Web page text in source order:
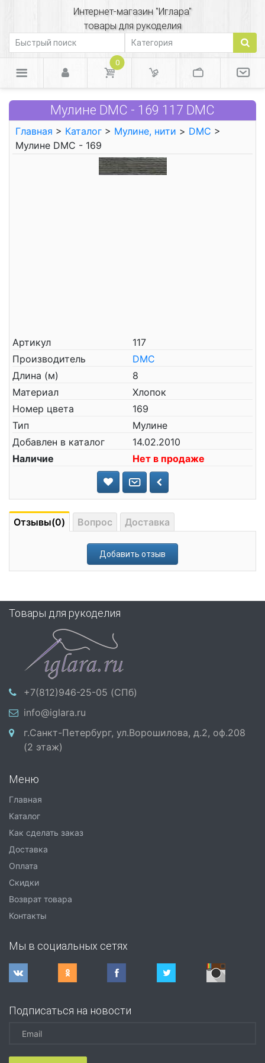
Интернет-магазин "Иглара"
товары для рукоделия
0
Мулине DMC - 169 117 DMC
Главная > Каталог > Мулине, нити > DMC >
Мулине DMC - 169
Артикул
117
Производитель
DMC
Длина (м)
8
Материал
Хлопок
Номер цвета
169
Тип
Мулине
Добавлен в каталог
14.02.2010
Наличие
Нет в продаже
Отзывы(0) Вопрос Доставка
Добавить отзыв
Товары для рукоделия
+7(812)946-25-05 (СПб)
info@iglara.ru
г.Санкт-Петербург, ул.Ворошилова, д.2, оф.208
(2 этаж)
Меню
Главная
Каталог
Как сделать заказ
Доставка
Оплата
Скидки
Возврат товара
Контакты
Мы в социальных сетях
Подписаться на новости